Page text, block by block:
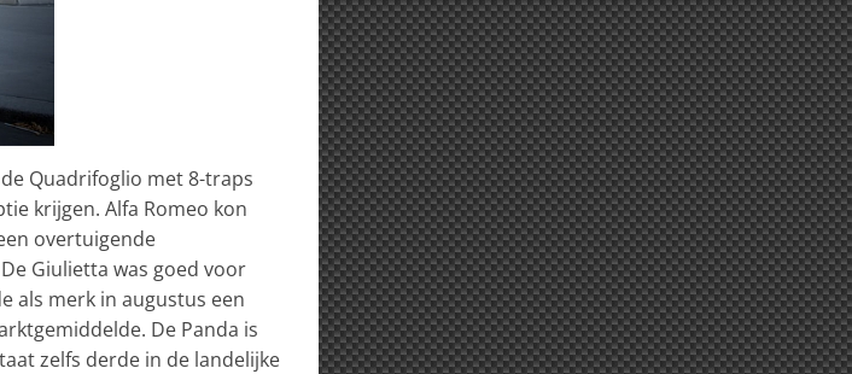
Quadrifoglio met 8-traps
krijgen. Alfa Romeo kon
overtuigende
Giulietta was goed voor
als merk in augustus een
De Panda is
zelfs derde in de landelijke